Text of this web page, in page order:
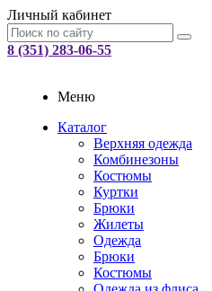
Личный кабинет
8 (351) 283-06-55
Меню
Каталог
Верхняя одежда
Комбинезоны
Костюмы
Куртки
Брюки
Жилеты
Одежда
Брюки
Костюмы